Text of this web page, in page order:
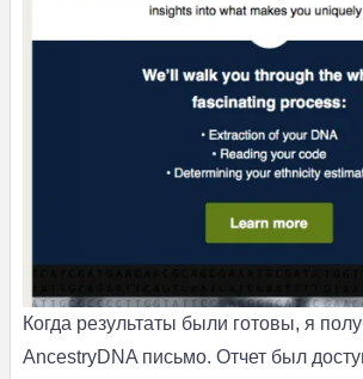
Когда результаты были готовы, я
AncestryDNA письмо. Отчет был